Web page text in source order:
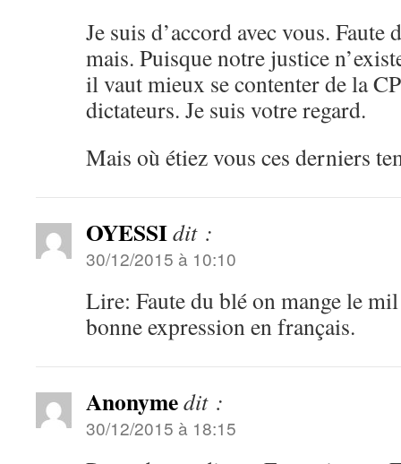
Je suis d’accord avec vous. Faute
mais. Puisque notre justice
il vaut mieux se contenter de la
dictateurs. Je suis votre regard.
Mais où étiez vous ces derniers
OYESSIdit :
30/12/2015 à 10:10
Lire: Faute du blé on mange le
bonne expression en français.
Anonymedit :
30/12/2015 à 18:15